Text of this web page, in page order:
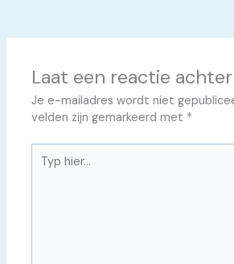
Laat een reactie achter
Je e-mailadres wordt niet
velden zijn gemarkeerd met *
hier...